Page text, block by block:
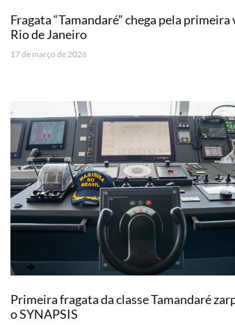
Fragata “Tamandaré” chega pela primeira
Rio de Janeiro
17 de março de 2026
Primeira fragata da classe Tamandaré
o SYNAPSIS